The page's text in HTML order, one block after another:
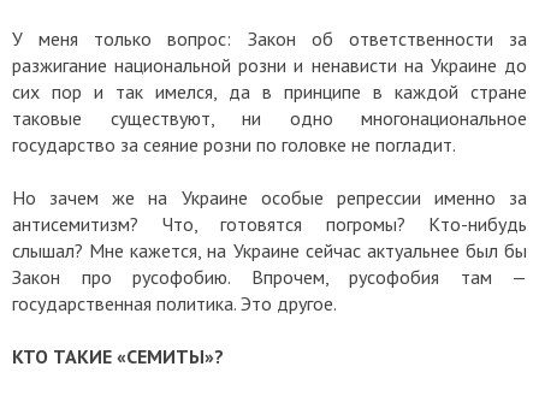
У меня только вопрос: Закон об ответственности за
разжигание национальной розни и ненависти на Украине до
сих пор и так имелся, да в принципе в каждой стране
таковые существуют, ни одно многонациональное
государство за сеяние розни по головке не погладит.
Но зачем же на Украине особые репрессии именно за
антисемитизм? Что, готовятся погромы? Кто-нибудь
слышал? Мне кажется, на Украине сейчас актуальнее был бы
Закон про русофобию. Впрочем, русофобия там —
государственная политика. Это другое.
КТО ТАКИЕ «СЕМИТЫ»?